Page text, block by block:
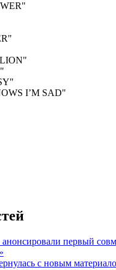
I’M SAD"
первый
с новым